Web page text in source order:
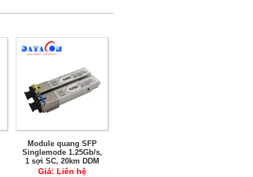
Module quang SFP
Singlemode 1.25Gb/s,
1 sợi SC, 20km DDM
Giá: Liên hệ